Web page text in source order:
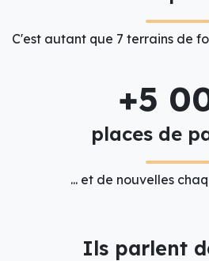
C'est autant que 7 terrains de
+5
places de
... et de nouvelles
Ils parlent